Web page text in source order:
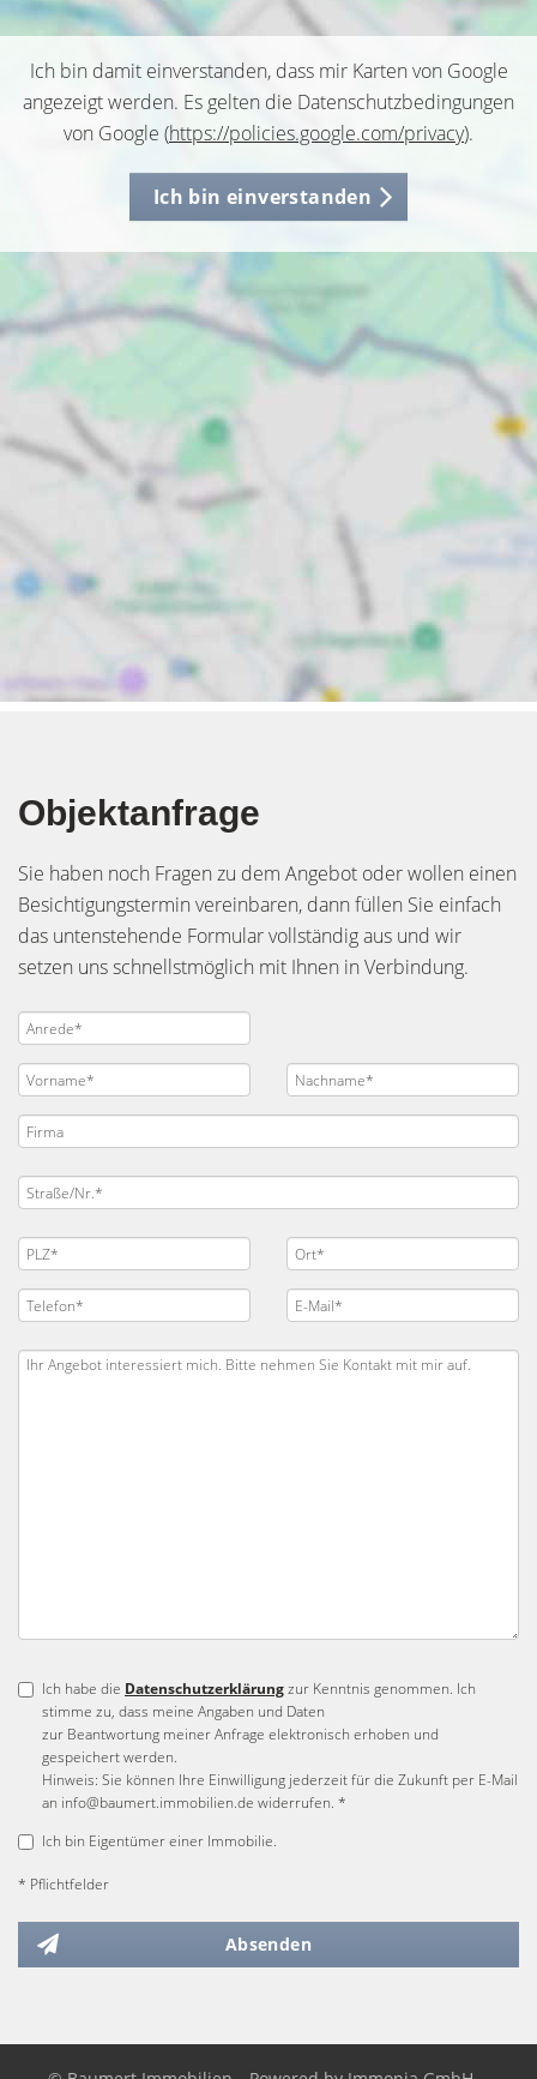
Ich bin damit einverstanden, dass mir Karten von Google
angezeigt werden. Es gelten die Datenschutzbedingungen
von Google (https://policies.google.com/privacy).
Ich bin einverstanden
Objektanfrage
Sie haben noch Fragen zu dem Angebot oder wollen einen
Besichtigungstermin vereinbaren, dann füllen Sie einfach
das untenstehende Formular vollständig aus und wir
setzen uns schnellstmöglich mit Ihnen in Verbindung.
Ich habe die Datenschutzerklärungzur Kenntnis genommen. Ich
stimme zu, dass meine Angaben und Daten
zur Beantwortung meiner Anfrage elektronisch erhoben und
gespeichert werden.
Hinweis: Sie können Ihre Einwilligung jederzeit für die Zukunft per E-Mail
an info@baumert.immobilien.de widerrufen. *
Ich bin Eigentümer einer Immobilie.
* Pflichtfelder
Absenden